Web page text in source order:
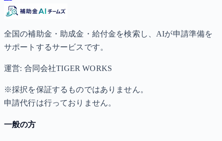
全国の補助金・助成金・給付金を検索し、AIが申請準備を
サポートするサービスです。
運営: 合同会社TIGER WORKS
※採択を保証するものではありません。
申請代行は行っておりません。
一般の方